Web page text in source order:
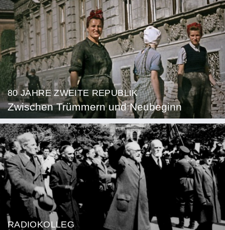
80 JAHRE ZWEITE REPUBLIK
Zwischen Trümmern und Neubeginn
RADIOKOLLEG